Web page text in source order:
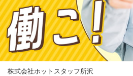
株式会社ホットスタッフ所沢